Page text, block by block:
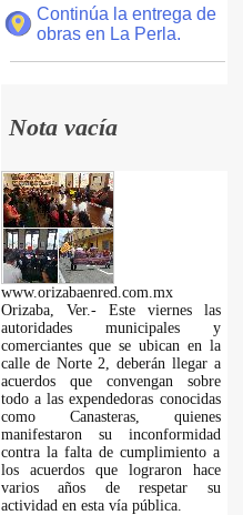
Continúa la entrega de
obras en La Perla.
Nota vacía
www.orizabaenred.com.mx
Orizaba, Ver.- Este viernes las
autoridades municipales y
comerciantes que se ubican en la
calle de Norte 2, deberán llegar a
acuerdos que convengan sobre
todo a las expendedoras conocidas
como Canasteras, quienes
manifestaron su inconformidad
contra la falta de cumplimiento a
los acuerdos que lograron hace
varios años de respetar su
actividad en esta vía pública.